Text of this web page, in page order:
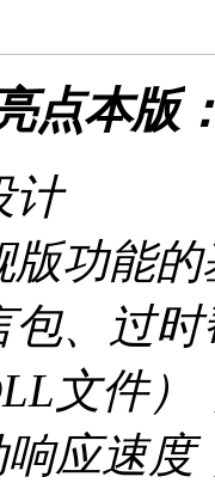
点本版
计
版功能
、过时
文件）
应速